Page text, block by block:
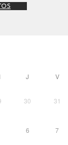
J V
30 31
6 7